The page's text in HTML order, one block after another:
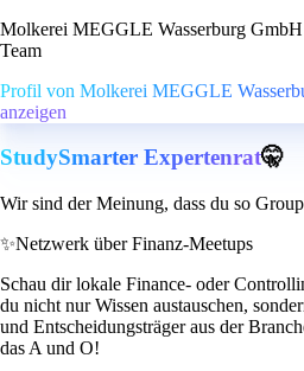
Molkerei MEGGLE Wasserburg
Team
Profil von Molkerei MEGGLE
anzeigen
StudySmarter Expertenrat🤫
Wir sind der Meinung, dass du so
✨Netzwerk über Finanz-Meetups
Schau dir lokale Finance- oder
du nicht nur Wissen austauschen,
und Entscheidungsträger aus der
das A und O!